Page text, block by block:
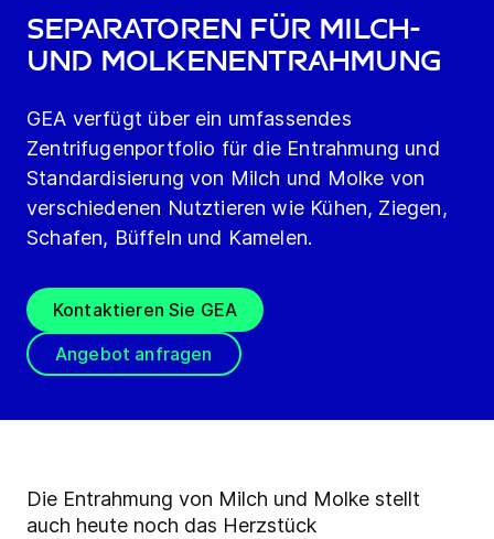
Separatoren für Milch-
und Molkenentrahmung
GEA verfügt über ein umfassendes
Zentrifugenportfolio für die Entrahmung und
Standardisierung von Milch und Molke von
verschiedenen Nutztieren wie Kühen, Ziegen,
Schafen, Büffeln und Kamelen.
Kontaktieren Sie GEA
Angebot anfragen
Die Entrahmung von Milch und Molke stellt
auch heute noch das Herzstück